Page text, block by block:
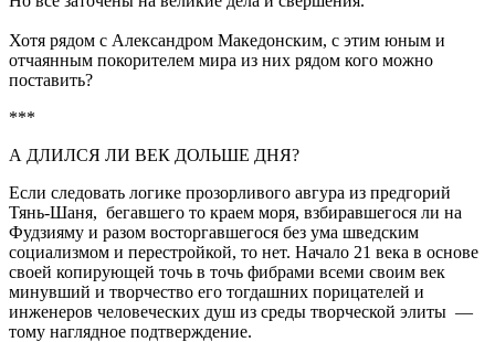
Хотя рядом с Александром Македонским, с этим юным и
отчаянным покорителем мира из них рядом кого можно
поставить?
***
А ДЛИЛСЯ ЛИ ВЕК ДОЛЬШЕ ДНЯ?
Если следовать логике прозорливого авгура из предгорий
Тянь-Шаня, бегавшего то краем моря, взбиравшегося ли на
Фудзияму и разом восторгавшегося без ума шведским
социализмом и перестройкой, то нет. Начало 21 века в основе
своей копирующей точь в точь фибрами всеми своим век
минувший и творчество его тогдашних порицателей и
инженеров человеческих душ из среды творческой элиты —
тому наглядное подтверждение.